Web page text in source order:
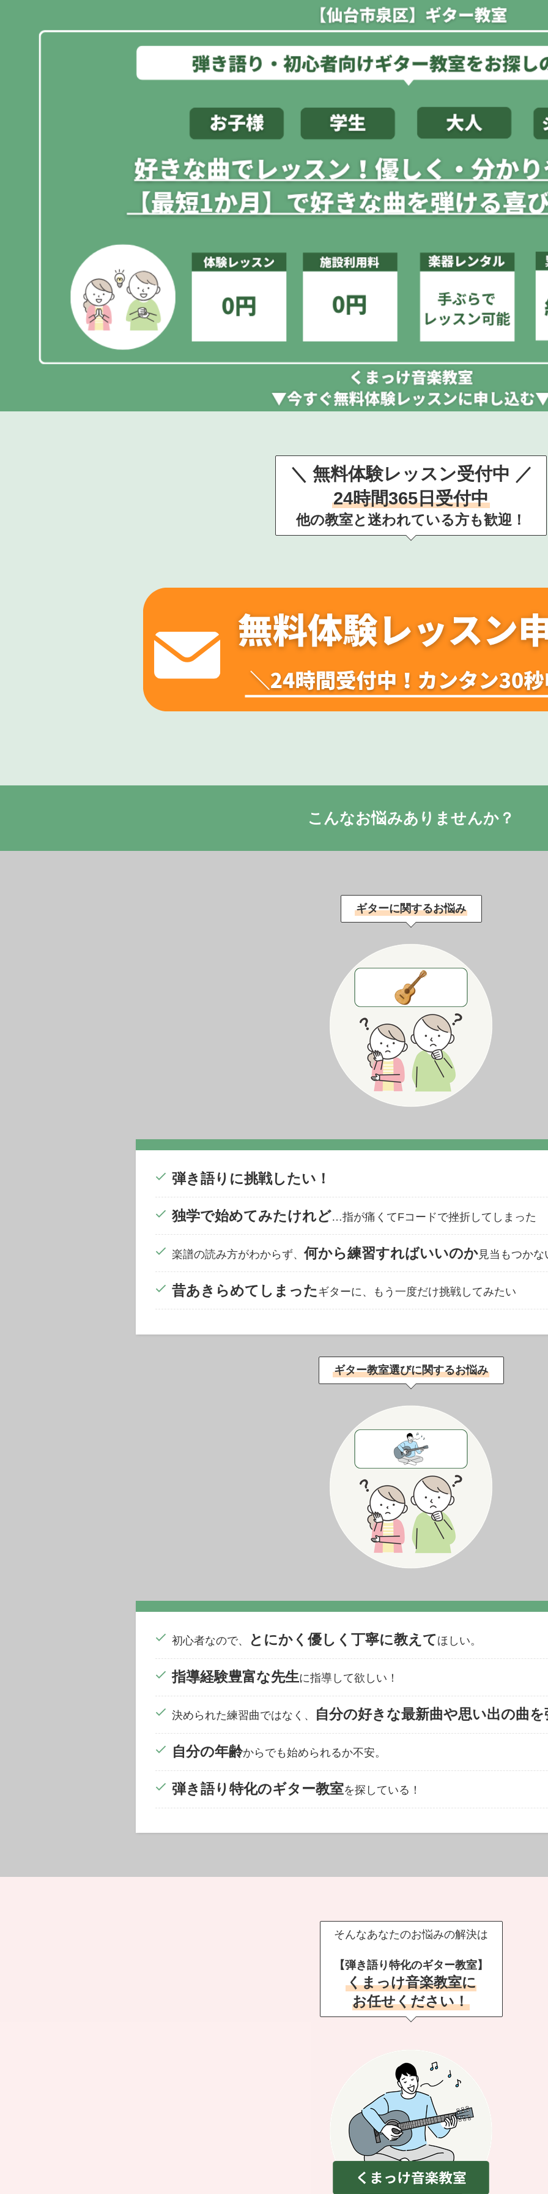
＼ 無料体験レッスン受付中 ／
24時間365日受付中
他の教室と迷われている方も歓迎！
こんなお悩みありませんか？
ギターに関するお悩み
弾き語りに挑戦したい！
独学で始めてみたけれど…指が痛くてFコードで挫折してしまった
楽譜の読み方がわからず、何から練習すればいいのか見当もつかな
昔あきらめてしまった ギターに、もう一度だけ挑戦してみたい
ギター教室選びに関するお悩み
初心者なので、 とにかく優しく丁寧に教えてほしい。
指導経験豊富な先生に指導して欲しい！
決められた練習曲ではなく、 自分の好きな最新曲や思い出の曲
自分の年齢からでも始められるか不安。
弾き語り特化のギター教室を探している！
そんなあなたのお悩みの解決は
【弾き語り特化のギター教室】
くまっけ音楽教室に
お任せください！